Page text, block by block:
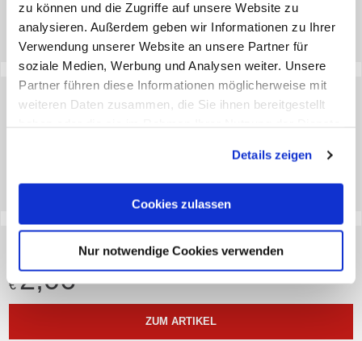
zu können und die Zugriffe auf unsere Website zu
analysieren. Außerdem geben wir Informationen zu Ihrer
Verwendung unserer Website an unsere Partner für
soziale Medien, Werbung und Analysen weiter. Unsere
Partner führen diese Informationen möglicherweise mit
weiteren Daten zusammen, die Sie ihnen bereitgestellt
Cookies, wenn Sie unsere Webseite weiterhin nutzen.
Details zeigen
Cookies zulassen
Nur notwendige Cookies verwenden
ZUM ARTIKEL
HAFTNOTIZEN
ZUM ARTIKEL
€ 2,06*
ZUM ARTIKEL